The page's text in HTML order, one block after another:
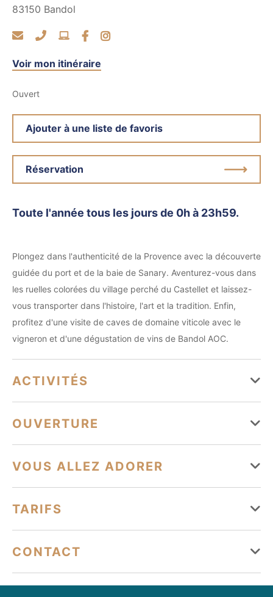
83150 Bandol
Voir mon itinéraire
Ouvert
Ajouter à une liste de favoris
Réservation
Toute l'année tous les jours de 0h à 23h59.
Plongez dans l'authenticité de la Provence avec la découverte
guidée du port et de la baie de Sanary. Aventurez-vous dans
les ruelles colorées du village perché du Castellet et laissez-
vous transporter dans l'histoire, l'art et la tradition. Enfin,
profitez d'une visite de caves de domaine viticole avec le
vigneron et d'une dégustation de vins de Bandol AOC.
ACTIVITÉS
Découverte Histoire Patrimoine
OUVERTURE
Du 01 janvier au 31 décembre
Lundi Ouvert de 00h à 23h59
Mardi
VOUS ALLEZ ADORER
Animaux acceptés Réservation obligatoire
TARIFS
Tarifs
CONTACT